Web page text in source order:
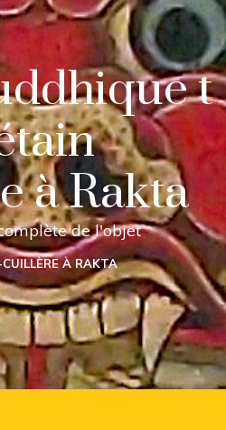
t
à Rakta
de l'objet
À RAKTA